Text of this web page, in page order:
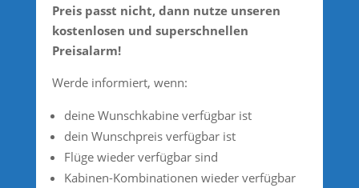
Preis passt nicht, dann nutze unseren
kostenlosen und superschnellen
Preisalarm!
Werde informiert, wenn:
deine Wunschkabine verfügbar ist
dein Wunschpreis verfügbar ist
Flüge wieder verfügbar sind
Kabinen-Kombinationen wieder verfügbar